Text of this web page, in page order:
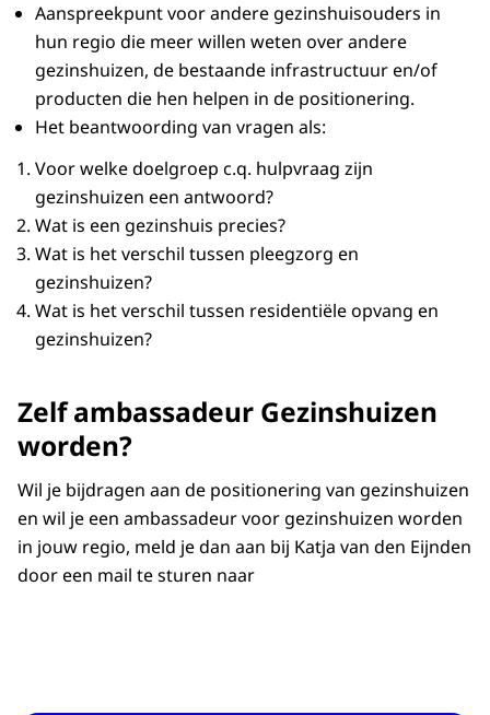
Aanspreekpunt voor andere gezinshuisouders in
hun regio die meer willen weten over andere
gezinshuizen, de bestaande infrastructuur en/of
producten die hen helpen in de positionering.
Het beantwoording van vragen als:
Voor welke doelgroep c.q. hulpvraag zijn
gezinshuizen een antwoord?
Wat is een gezinshuis precies?
Wat is het verschil tussen pleegzorg en
gezinshuizen?
Wat is het verschil tussen residentiële opvang en
gezinshuizen?
Zelf ambassadeur Gezinshuizen
worden?
Wil je bijdragen aan de positionering van gezinshuizen
en wil je een ambassadeur voor gezinshuizen worden
in jouw regio, meld je dan aan bij Katja van den Eijnden
door een mail te sturen naar